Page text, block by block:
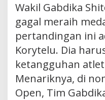
Wakil Gabdika
gagal meraih
pertandingan ini
Korytelu. Dia
ketangguhan
Menariknya, di
Open, Tim